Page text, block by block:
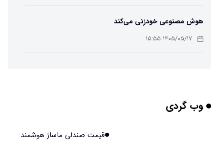
هوش مصنوعی خودزنی می‌کند
۱۴۰۵/۰۵/۱۷ ۱۵:۵۵
این زن پس از حمله صرع، قدرت عجیبی به دست آورده است
وب گردی
قیمت صندلی ماساژ هوشمند